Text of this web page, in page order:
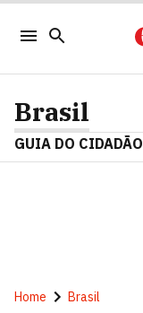
Brasil
GUIA DO CIDADÃO
Home Brasil